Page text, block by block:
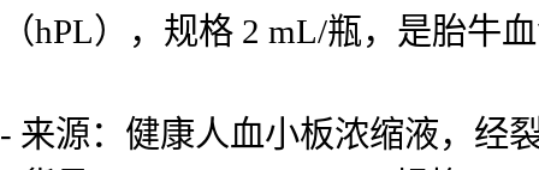
（hPL），规格 2 mL/瓶，是胎牛
- 来源：健康人血小板浓缩液，经